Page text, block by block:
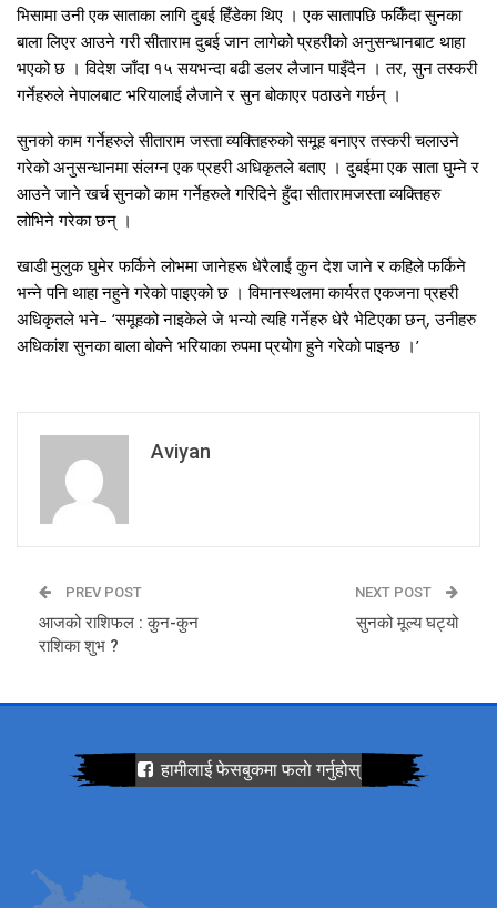
भिसामा उनी एक साताका लागि दुबई हिँडेका थिए । एक सातापछि फर्किँदा सुनका
बाला लिएर आउने गरी सीताराम दुबई जान लागेको प्रहरीको अनुसन्धानबाट थाहा
भएको छ । विदेश जाँदा १५ सयभन्दा बढी डलर लैजान पाइँदैन । तर, सुन तस्करी
गर्नेहरुले नेपालबाट भरियालाई लैजाने र सुन बोकाएर पठाउने गर्छन् ।
सुनको काम गर्नेहरुले सीताराम जस्ता व्यक्तिहरुको समूह बनाएर तस्करी चलाउने
गरेको अनुसन्धानमा संलग्न एक प्रहरी अधिकृतले बताए । दुबईमा एक साता घुम्ने र
आउने जाने खर्च सुनको काम गर्नेहरुले गरिदिने हुँदा सीतारामजस्ता व्यक्तिहरु
लोभिने गरेका छन् ।
खाडी मुलुक घुमेर फर्किने लोभमा जानेहरू धेरैलाई कुन देश जाने र कहिले फर्किने
भन्ने पनि थाहा नहुने गरेको पाइएको छ । विमानस्थलमा कार्यरत एकजना प्रहरी
अधिकृतले भने– ‘समूहको नाइकेले जे भन्यो त्यहि गर्नेहरु धेरै भेटिएका छन्, उनीहरु
अधिकांश सुनका बाला बोक्ने भरियाका रुपमा प्रयोग हुने गरेको पाइन्छ ।’
Aviyan
PREV POST
आजको राशिफल : कुन-कुन
राशिका शुभ ?
NEXT POST
सुनको मूल्य घट्यो
हामीलाई फेसबुकमा फलाे गर्नुहोस्